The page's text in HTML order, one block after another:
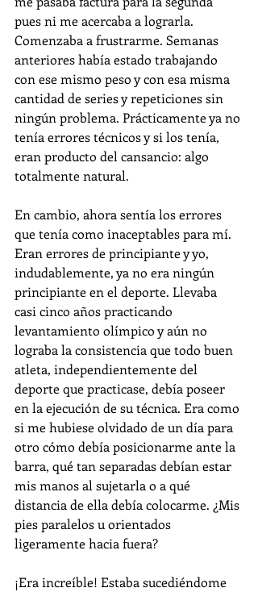
pues ni me acercaba a lograrla.
Comenzaba a frustrarme. Semanas
anteriores había estado trabajando
con ese mismo peso y con esa misma
cantidad de series y repeticiones sin
ningún problema. Prácticamente ya no
tenía errores técnicos y si los tenía,
eran producto del cansancio: algo
totalmente natural.
En cambio, ahora sentía los errores
que tenía como inaceptables para mí.
Eran errores de principiante y yo,
indudablemente, ya no era ningún
principiante en el deporte. Llevaba
casi cinco años practicando
levantamiento olímpico y aún no
lograba la consistencia que todo buen
atleta, independientemente del
deporte que practicase, debía poseer
en la ejecución de su técnica. Era como
si me hubiese olvidado de un día para
otro cómo debía posicionarme ante la
barra, qué tan separadas debían estar
mis manos al sujetarla o a qué
distancia de ella debía colocarme. ¿Mis
pies paralelos u orientados
ligeramente hacia fuera?
¡Era increíble! Estaba sucediéndome